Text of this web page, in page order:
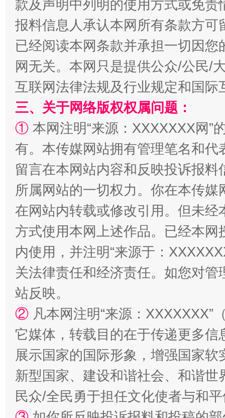
解纷+调解+退费，一次搞定
站台名比不上好声名
漫山遍野的桃花与雪山、麦地、白藏房 除
款及声明中列明的使用方式或免责
报料信息人承认本网所有条款方
已经阅读本网条款并承担一切因
网无关。本网只是提供公众/公民/
互联网法律法规及行业规定和国
三、关于网络版权权属问题：
① 本网注明“来源：XXXXXXX网”
有。本传媒网站拥有管理笔名和
留言在本网站内容和反映投诉报
所属网站的一切权力。你在本传
在网站内转载或修改引用。但未
方式使用本网上述作品。已经本
内使用，并注明“来源于：
关法律责任和经济责任。如您对
站反映。
② 凡本网注明“来源：
它媒体，转载目的在于传递更多
展示国家的国际形象，增强国家
新型国家、建设和谐社会、和谐
民众/全民勇于担任文化使者与和